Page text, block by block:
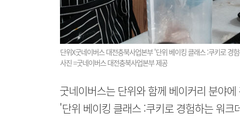
단위X굿네이버스 대전충북사업본부 '단위 베이킹 클래스 :쿠키로 경
사진 =굿네이버스 대전충북사업본부 제공
굿네이버스는 단위와 함께 베이커리 분야
'단위 베이킹 클래스 :쿠키로 경험하는 워크